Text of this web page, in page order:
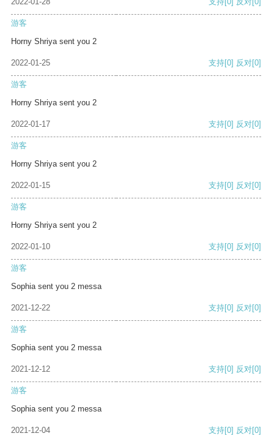
游客
Horny Shriya sent you 2
2022-01-25 支持[0] 反对[0]
游客
Horny Shriya sent you 2
2022-01-17 支持[0] 反对[0]
游客
Horny Shriya sent you 2
2022-01-15 支持[0] 反对[0]
游客
Horny Shriya sent you 2
2022-01-10 支持[0] 反对[0]
游客
Sophia sent you 2 messa
2021-12-22 支持[0] 反对[0]
游客
Sophia sent you 2 messa
2021-12-12 支持[0] 反对[0]
游客
Sophia sent you 2 messa
2021-12-04 支持[0] 反对[0]